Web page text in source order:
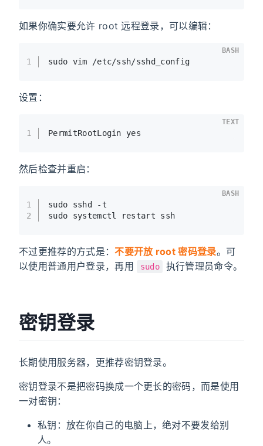
如果你确实要允许 root 远程登录，可以编辑：
1 sudo vim /etc/ssh/sshd_config
BASH
设置：
1 PermitRootLogin yes
TEXT
然后检查并重启：
1
2
sudo sshd -t
sudo systemctl restart ssh
BASH
不过更推荐的方式是：不要开放 root 密码登录。可
以使用普通用户登录，再用
sudo 执行管理员命令。
密钥登录
长期使用服务器，更推荐密钥登录。
密钥登录不是把密码换成一个更长的密码，而是使用
一对密钥：
私钥：放在你自己的电脑上，绝对不要发给别
人。